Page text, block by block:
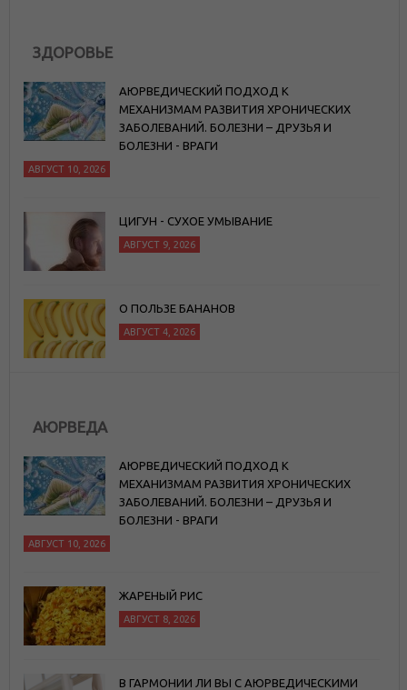
ЗДОРОВЬЕ
АЮРВЕДИЧЕСКИЙ ПОДХОД К
МЕХАНИЗМАМ РАЗВИТИЯ ХРОНИЧЕСКИХ
ЗАБОЛЕВАНИЙ. БОЛЕЗНИ – ДРУЗЬЯ И
БОЛЕЗНИ - ВРАГИ
АВГУСТ 10, 2026
ЦИГУН - СУХОЕ УМЫВАНИЕ
АВГУСТ 9, 2026
О ПОЛЬЗЕ БАНАНОВ
АВГУСТ 4, 2026
АЮРВЕДА
АЮРВЕДИЧЕСКИЙ ПОДХОД К
МЕХАНИЗМАМ РАЗВИТИЯ ХРОНИЧЕСКИХ
ЗАБОЛЕВАНИЙ. БОЛЕЗНИ – ДРУЗЬЯ И
БОЛЕЗНИ - ВРАГИ
АВГУСТ 10, 2026
ЖАРЕНЫЙ РИС
АВГУСТ 8, 2026
В ГАРМОНИИ ЛИ ВЫ С АЮРВЕДИЧЕСКИМИ